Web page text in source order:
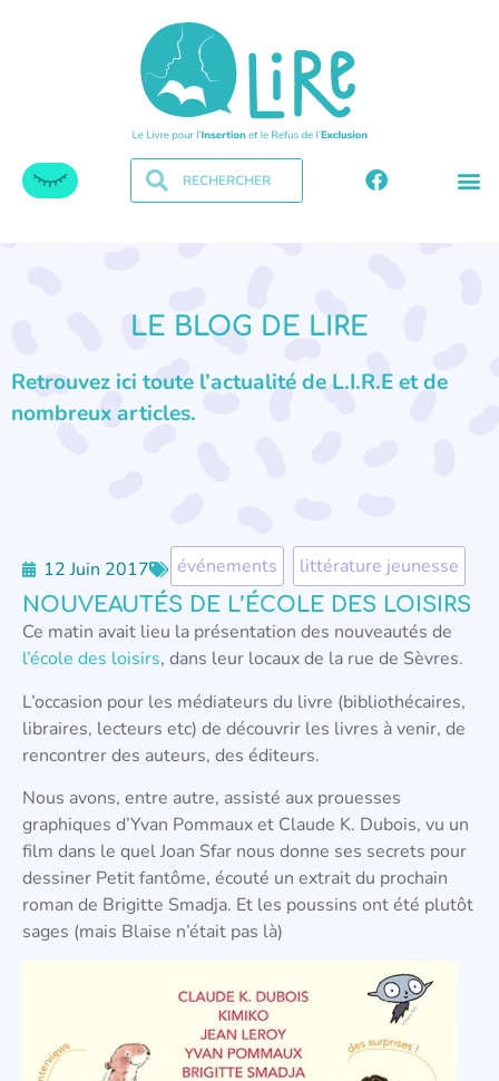
LE BLOG DE LIRE
Retrouvez ici toute l’actualité de L.I.R.E et de
nombreux articles.
12 Juin 2017 événements littérature jeunesse
NOUVEAUTÉS DE L’ÉCOLE DES LOISIRS
Ce matin avait lieu la présentation des nouveautés de
l’école des loisirs, dans leur locaux de la rue de Sèvres.
L’occasion pour les médiateurs du livre (bibliothécaires,
libraires, lecteurs etc) de découvrir les livres à venir, de
rencontrer des auteurs, des éditeurs.
Nous avons, entre autre, assisté aux prouesses
graphiques d’Yvan Pommaux et Claude K. Dubois, vu un
film dans le quel Joan Sfar nous donne ses secrets pour
dessiner Petit fantôme, écouté un extrait du prochain
roman de Brigitte Smadja. Et les poussins ont été plutôt
sages (mais Blaise n’était pas là)